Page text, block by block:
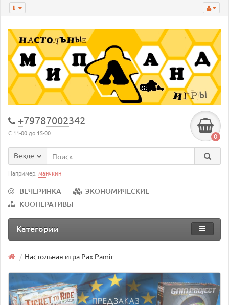
+79787002342
С 11-00 до 15-00 0
Везде
Например: манчкин
ВЕЧЕРИНКА
ЭКОНОМИЧЕСКИЕ
КООПЕРАТИВЫ
Категории
Настольная игра Pax Pamir